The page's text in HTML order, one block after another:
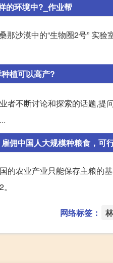
的环境中?_作业帮
那沙漠中的“生物圈2号” 实
植可以高产?
者不断讨论和探索的话题,
佣中国人大规模种粮食，可
的农业产业只能保存主粮的
网络标签：